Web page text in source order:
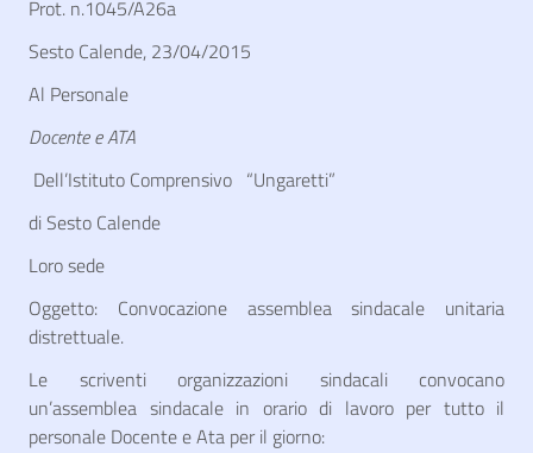
Prot. n.1045/A26a
Sesto Calende, 23/04/2015
Al Personale
Docente e ATA
Dell’Istituto Comprensivo “Ungaretti”
di Sesto Calende
Loro sede
Oggetto: Convocazione assemblea sindacale unitaria
distrettuale.
Le scriventi organizzazioni sindacali convocano
un’assemblea sindacale in orario di lavoro per tutto il
personale Docente e Ata per il giorno: